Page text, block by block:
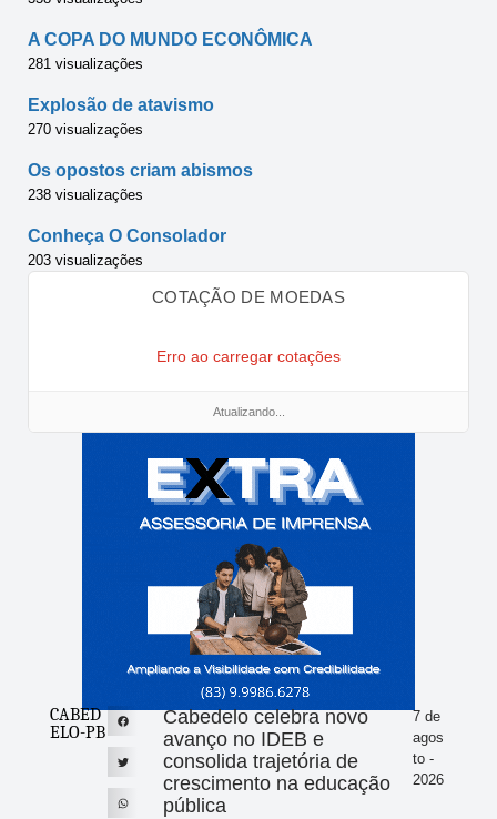
A COPA DO MUNDO ECONÔMICA
281 visualizações
Explosão de atavismo
270 visualizações
Os opostos criam abismos
238 visualizações
Conheça O Consolador
203 visualizações
COTAÇÃO DE MOEDAS
Erro ao carregar cotações
Atualizando...
CABED
ELO-PB
Cabedelo celebra novo
avanço no IDEB e
consolida trajetória de
crescimento na educação
pública
7 de
agos
to -
2026